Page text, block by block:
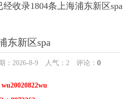
收录1804条上海浦东新区spa
东新区spa
2026-8-9 人气： 2评论： 0